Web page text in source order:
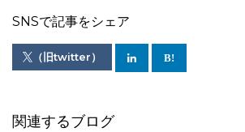
SNSで記事をシェア
（旧twitter）
関連するブログ